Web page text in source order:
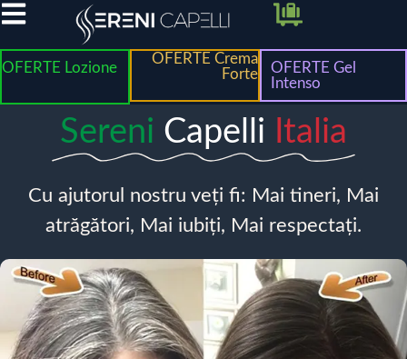
OFERTE Lozione
OFERTE Crema
Forte
OFERTE Gel
Intenso
Sereni Capelli Italia
Cu ajutorul nostru veți fi: Mai tineri, Mai
atrăgători, Mai iubiți, Mai respectați.